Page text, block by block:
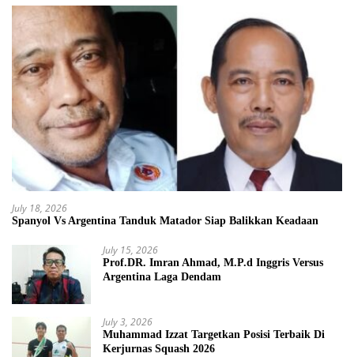
July 18, 2026
Spanyol Vs Argentina Tanduk Matador Siap Balikkan Keadaan
July 15, 2026
Prof.DR. Imran Ahmad, M.P.d Inggris Versus
Argentina Laga Dendam
July 3, 2026
Muhammad Izzat Targetkan Posisi Terbaik Di
Kerjurnas Squash 2026